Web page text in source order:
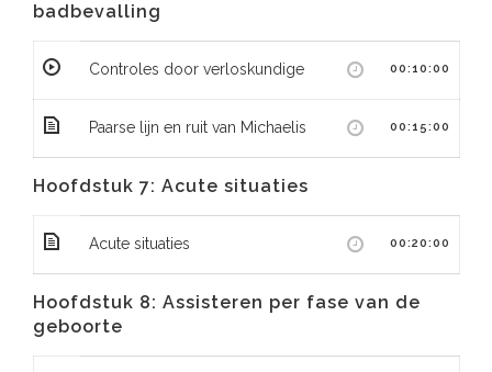
badbevalling
Controles door verloskundige 00:10:00
Paarse lijn en ruit van Michaelis 00:15:00
Hoofdstuk 7: Acute situaties
Acute situaties 00:20:00
Hoofdstuk 8: Assisteren per fase van de
geboorte